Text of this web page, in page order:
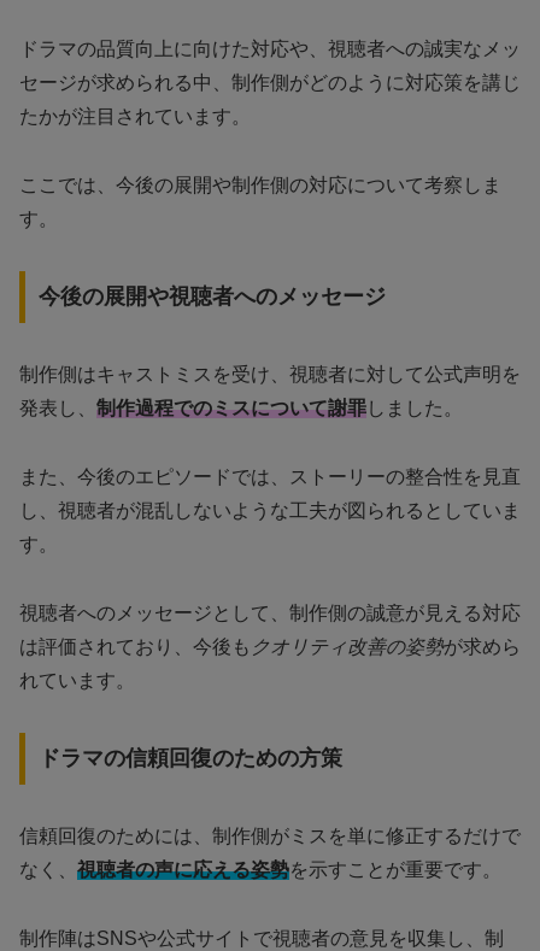
ドラマの品質向上に向けた対応や、視聴者への誠実なメッ
セージが求められる中、制作側がどのように対応策を講じ
たかが注目されています。
ここでは、今後の展開や制作側の対応について考察しま
す。
今後の展開や視聴者へのメッセージ
制作側はキャストミスを受け、視聴者に対して公式声明を
発表し、 制作過程でのミスについて謝罪しました。
また、今後のエピソードでは、ストーリーの整合性を見直
し、視聴者が混乱しないような工夫が図られるとしていま
す。
視聴者へのメッセージとして、制作側の誠意が見える対応
は評価されており、今後も クオリティ改善の姿勢が求めら
れています。
ドラマの信頼回復のための方策
信頼回復のためには、制作側がミスを単に修正するだけで
なく、 視聴者の声に応える姿勢を示すことが重要です。
制作陣はSNSや公式サイトで視聴者の意見を収集し、制